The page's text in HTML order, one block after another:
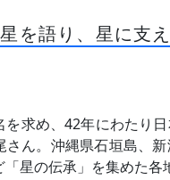
を語り、星に支
を求め、42年にわたり
さん。沖縄県石垣島、
星の伝承」を集めた各